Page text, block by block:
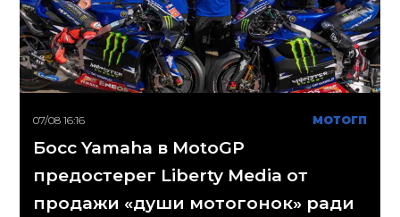
07/08 16:16 МОТОГП
Босс Yamaha в MotoGP
предостерег Liberty Media от
продажи «души мотогонок» ради